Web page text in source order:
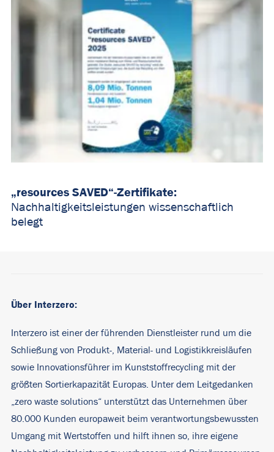
„resources SAVED“-Zertifikate:
Nachhaltigkeitsleistungen wissenschaftlich
belegt
Über Interzero:
Interzero ist einer der führenden Dienstleister rund um die
Schließung von Produkt-, Material- und Logistikkreisläufen
sowie Innovationsführer im Kunststoffrecycling mit der
größten Sortierkapazität Europas. Unter dem Leitgedanken
„zero waste solutions“ unterstützt das Unternehmen über
80.000 Kunden europaweit beim verantwortungsbewussten
Umgang mit Wertstoffen und hilft ihnen so, ihre eigene